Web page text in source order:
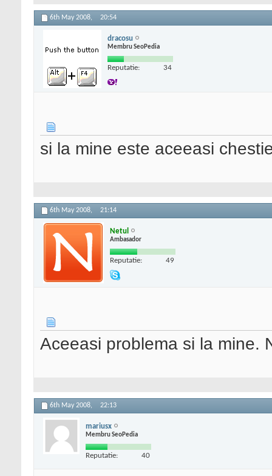
6th May 2008, 20:54
dracosu
Membru SeoPedia
Reputatie: 34
si la mine este aceeasi
6th May 2008, 21:14
Netul
Ambasador
Reputatie: 49
Aceeasi problema si la mine.
6th May 2008, 22:13
mariusx
Membru SeoPedia
Reputatie: 40